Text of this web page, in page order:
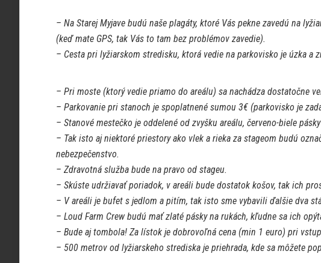
– Na Starej Myjave budú naše plagáty, ktoré Vás pekne zavedú na
(keď mate GPS, tak Vás to tam bez problémov zavedie).
– Cesta pri lyžiarskom stredisku, ktorá vedie na parkovisko je úzka
– Pri moste (ktorý vedie priamo do areálu) sa nachádza dostatočne
– Parkovanie pri stanoch je spoplatnené sumou 3€ (parkovisko je
– Stanové mestečko je oddelené od zvyšku areálu, červeno-biele
– Tak isto aj niektoré priestory ako vlek a rieka za stageom budú
nebezpečenstvo.
– Zdravotná služba bude na pravo od stageu.
– Skúste udržiavať poriadok, v areáli bude dostatok košov, tak ich
– V areáli je bufet s jedlom a pitím, tak isto sme vybavili ďalšie dva
– Loud Farm Crew budú mať zlaté pásky na rukách, kľudne sa ich
– Bude aj tombola! Za lístok je dobrovoľná cena (min 1 euro) pri
– 500 metrov od lyžiarskeho strediska je priehrada, kde sa môžete